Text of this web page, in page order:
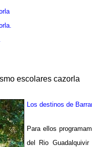
escolares cazorla
Los destinos de
Para ellos
del Rio